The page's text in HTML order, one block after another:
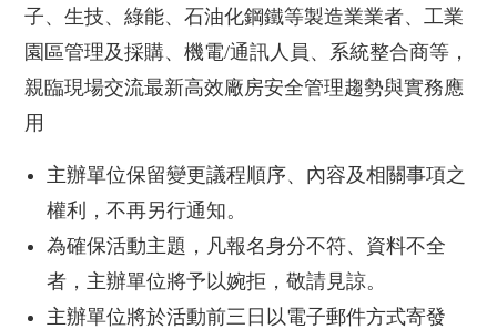
子、生技、綠能、石油化鋼鐵等製造業業者、工業
園區管理及採購、機電/通訊人員、系統整合商等，
親臨現場交流最新高效廠房安全管理趨勢與實務應
用
主辦單位保留變更議程順序、內容及相關事項之
權利，不再另行通知。
為確保活動主題，凡報名身分不符、資料不全
者，主辦單位將予以婉拒，敬請見諒。
主辦單位將於活動前三日以電子郵件方式寄發